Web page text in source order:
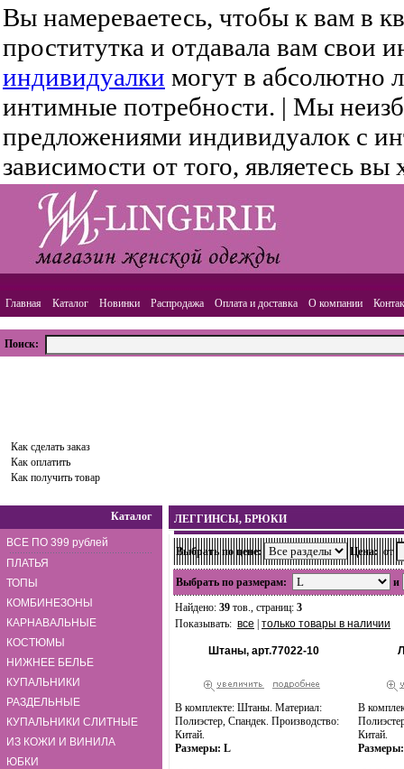
Вы намереваетесь, чтобы к вам в
проститутка и отдавала вам свои
индивидуалки могут в абсолютно
интимные потребности. | Мы
предложениями индивидуалок с
зависимости от того, являетесь
Главная Каталог Новинки Распродажа Оплата и доставка О компании
Поиск:
Как сделать заказ
Как оплатить
Как получить товар
Каталог
ВСЕ ПО 399 рублей
ПЛАТЬЯ
ТОПЫ
КОМБИНЕЗОНЫ
КАРНАВАЛЬНЫЕ
КОСТЮМЫ
НИЖНЕЕ БЕЛЬЕ
КУПАЛЬНИКИ
РАЗДЕЛЬНЫЕ
КУПАЛЬНИКИ СЛИТНЫЕ
ИЗ КОЖИ И ВИНИЛА
ЮБКИ
ЛЕГГИНСЫ, БРЮКИ
Выбрать по цене: Цена: от
Выбрать по размерам:
и
Найдено: 39 тов., страниц: 3
Показывать: все только товары в наличии
Штаны, арт.77022-10
В комплекте: Штаны. Материал:
Полиэстер, Спандек. Производство:
Китай.
Размеры: L
В
Китай.
Размеры: